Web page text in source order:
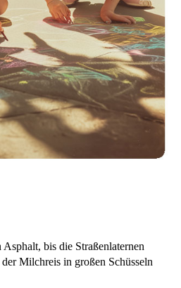
bis die Straßenlaternen
Milchreis in großen Schüsseln